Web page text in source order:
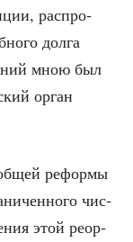
рас­про­
дол­га
мною был
орган
рефор­мы
чис­
этой реор­